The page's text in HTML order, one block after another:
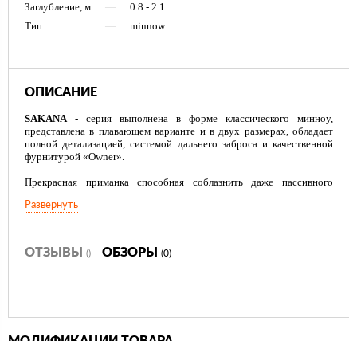
Заглубление, м
—
0.8 - 2.1
Тип
— minnow
ОПИСАНИЕ
SAKANA- серия выполнена в форме классического минноу,
представлена в плавающем варианте и в двух размерах, обладает
полной детализацией, системой дальнего заброса и качественной
фурнитурой «Owner».
Прекрасная приманка способная соблазнить даже пассивного
эффективно работает как на разнообразном твитчинге, так и на
Развернуть
ОТЗЫВЫ () ОБЗОРЫ (0)